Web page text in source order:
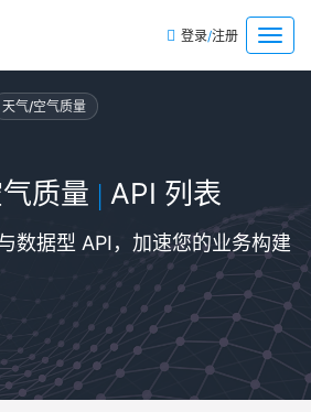
菜
单
登录/注册
天气/空气质量
质量 | API 列表
数据型 API，加速您的业务构建